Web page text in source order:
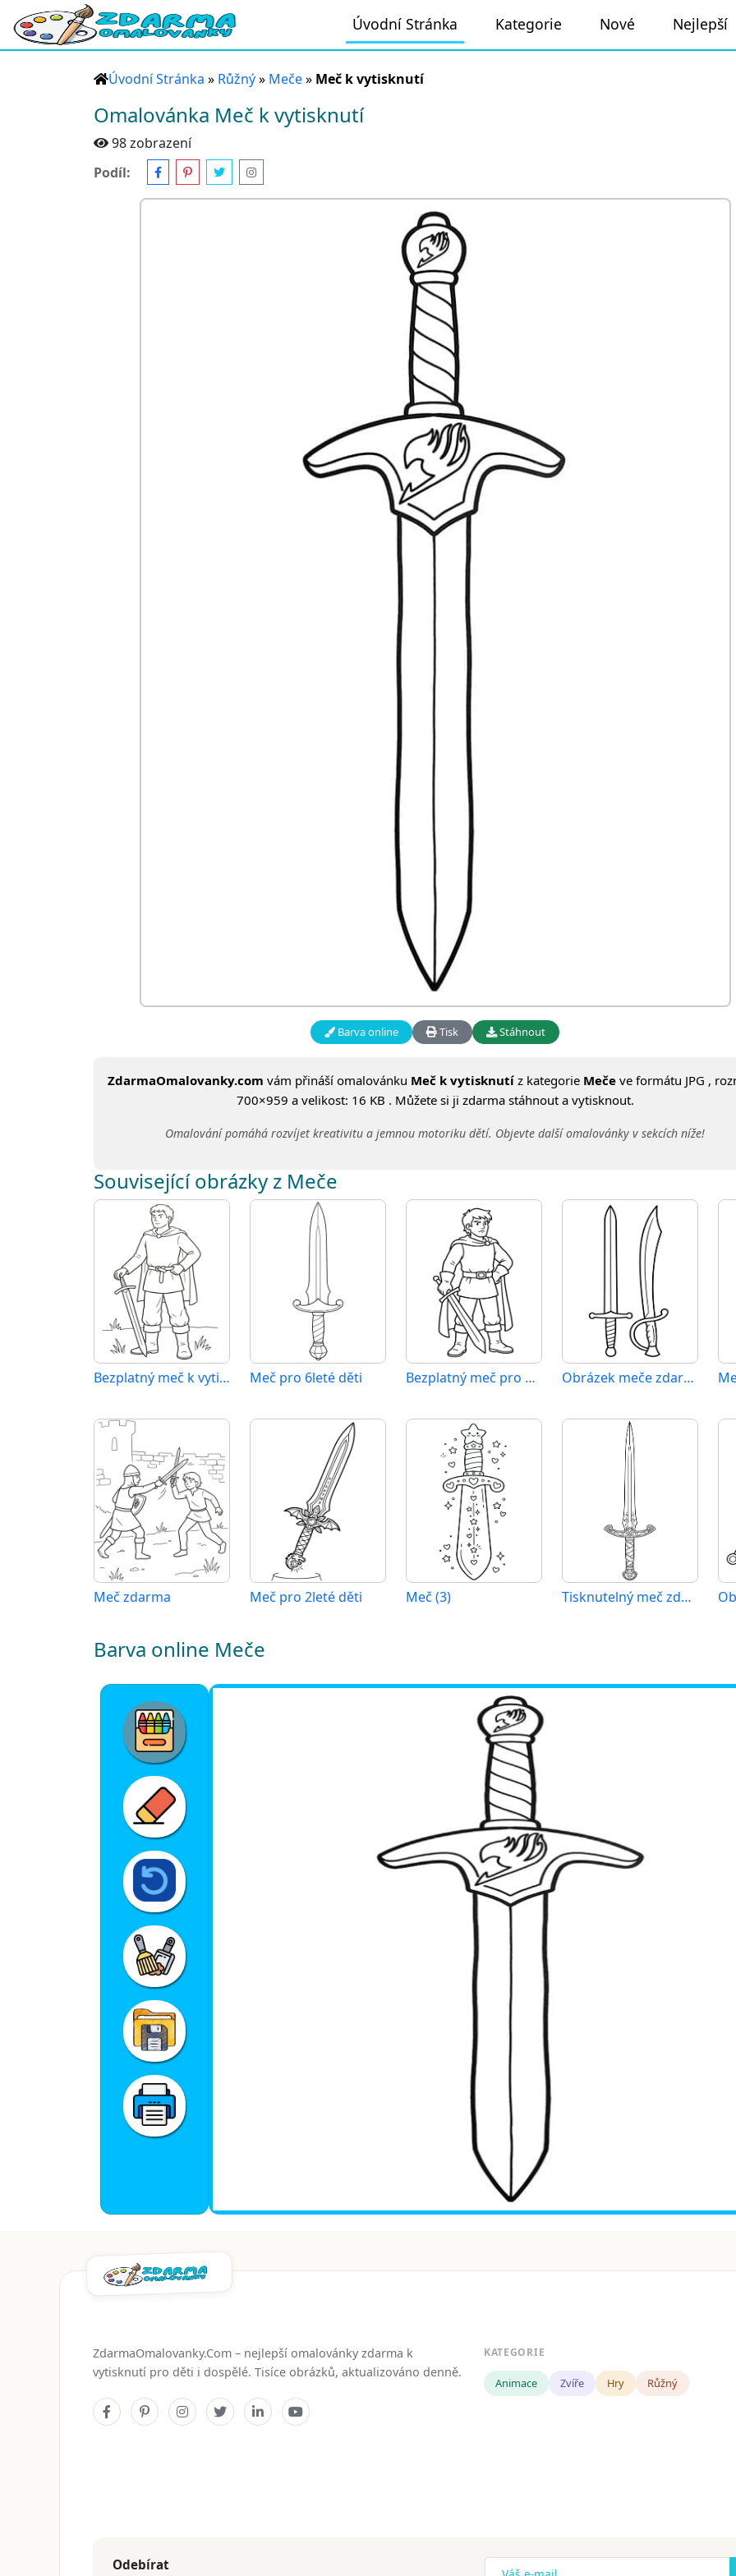
Úvodní Stránka Kategorie Nové Nejlepší
Úvodní Stránka » Růžný» Meče» Meč k vytisknutí
Omalovánka Meč k vytisknutí
98 zobrazení
Podíl:
Barva online Tisk Stáhnout
ZdarmaOmalovanky.com vám přináší omalovánku Meč k vytisknutí z kategorie Meče ve formátu JPG ,
700×959 a velikost: 16 KB . Můžete si ji zdarma stáhnout a vytisknout.
Omalování pomáhá rozvíjet kreativitu a jemnou motoriku dětí. Objevte další omalovánky v sekcích níže!
Související obrázky z Meče
Bezplatný meč k vytisknutí Meč pro 6leté děti Bezplatný meč pro děti Obrázek meče zdarma
Meč zdarma Meč pro 2leté děti Meč (3) Tisknutelný meč zdarma
Barva online Meče
ZdarmaOmalovanky.Com – nejlepší omalovánky zdarma k
vytisknutí pro děti i dospělé. Tisíce obrázků, aktualizováno denně.
KATEGORIE
Animace Zvíře Hry Růžný
Odebírat